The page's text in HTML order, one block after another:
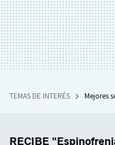
TEMAS DE INTERÉS Mejores
RECIBE